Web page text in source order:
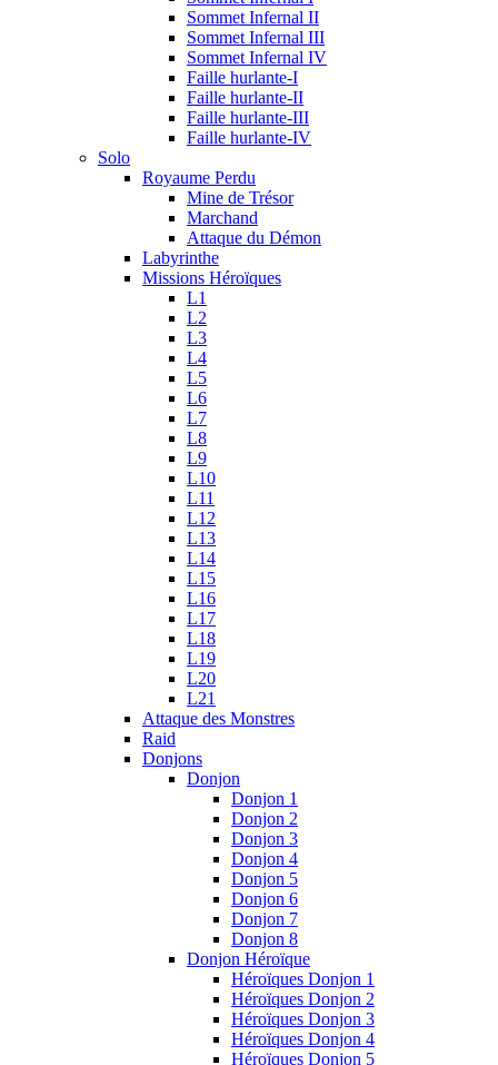
Sommet Infernal II
Sommet Infernal III
Sommet Infernal IV
Faille hurlante-I
Faille hurlante-II
Faille hurlante-III
Faille hurlante-IV
Solo
Royaume Perdu
Mine de Trésor
Marchand
Attaque du Démon
Labyrinthe
Missions Héroïques
L1
L2
L3
L4
L5
L6
L7
L8
L9
L10
L11
L12
L13
L14
L15
L16
L17
L18
L19
L20
L21
Attaque des Monstres
Raid
Donjons
Donjon
Donjon 1
Donjon 2
Donjon 3
Donjon 4
Donjon 5
Donjon 6
Donjon 7
Donjon 8
Donjon Héroïque
Héroïques Donjon 1
Héroïques Donjon 2
Héroïques Donjon 3
Héroïques Donjon 4
Héroïques Donjon 5